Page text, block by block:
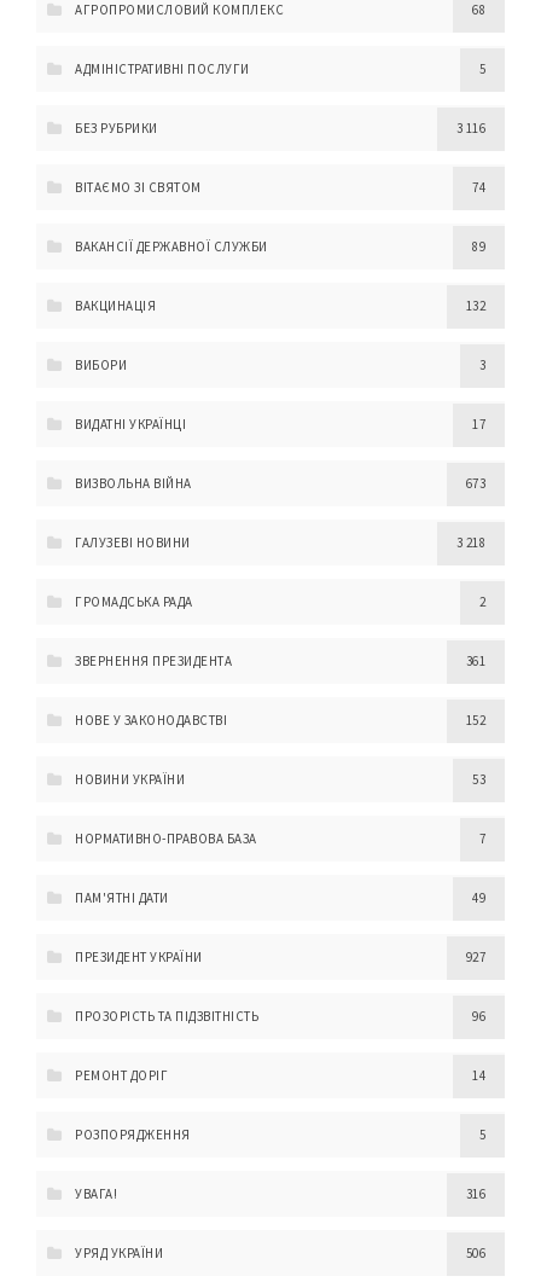
АГРОПРОМИСЛОВИЙ КОМПЛЕКС 68
АДМІНІСТРАТИВНІ ПОСЛУГИ 5
БЕЗ РУБРИКИ 3 116
ВІТАЄМО ЗІ СВЯТОМ 74
ВАКАНСІЇ ДЕРЖАВНОЇ СЛУЖБИ 89
ВАКЦИНАЦІЯ 132
ВИБОРИ 3
ВИДАТНІ УКРАЇНЦІ 17
ВИЗВОЛЬНА ВІЙНА 673
ГАЛУЗЕВІ НОВИНИ 3 218
ГРОМАДСЬКА РАДА 2
ЗВЕРНЕННЯ ПРЕЗИДЕНТА 361
НОВЕ У ЗАКОНОДАВСТВІ 152
НОВИНИ УКРАЇНИ 53
НОРМАТИВНО-ПРАВОВА БАЗА 7
ПАМ'ЯТНІ ДАТИ 49
ПРЕЗИДЕНТ УКРАЇНИ 927
ПРОЗОРІСТЬ ТА ПІДЗВІТНІСТЬ 96
РЕМОНТ ДОРІГ 14
РОЗПОРЯДЖЕННЯ 5
УВАГА! 316
УРЯД УКРАЇНИ 506